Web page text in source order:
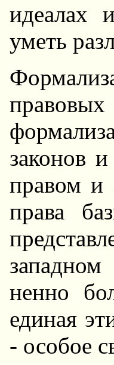
идеалах
уметь
законов
правом и
права
ненно
единая
- особое